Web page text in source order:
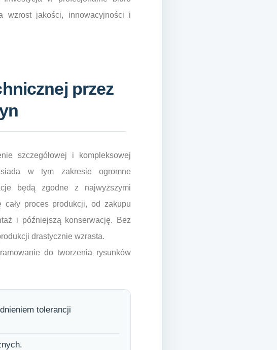
wzrost jakości, innowacyjności i
przez
szczegółowej i kompleksowej
w tym zakresie ogromne
będą zgodne z najwyższymi
proces produkcji, od zakupu
i późniejszą konserwację. Bez
drastycznie wzrasta.
do tworzenia rysunków
tolerancji